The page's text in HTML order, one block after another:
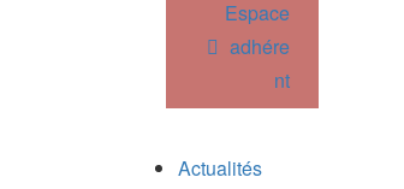
Espace
adhére
nt
Actualités